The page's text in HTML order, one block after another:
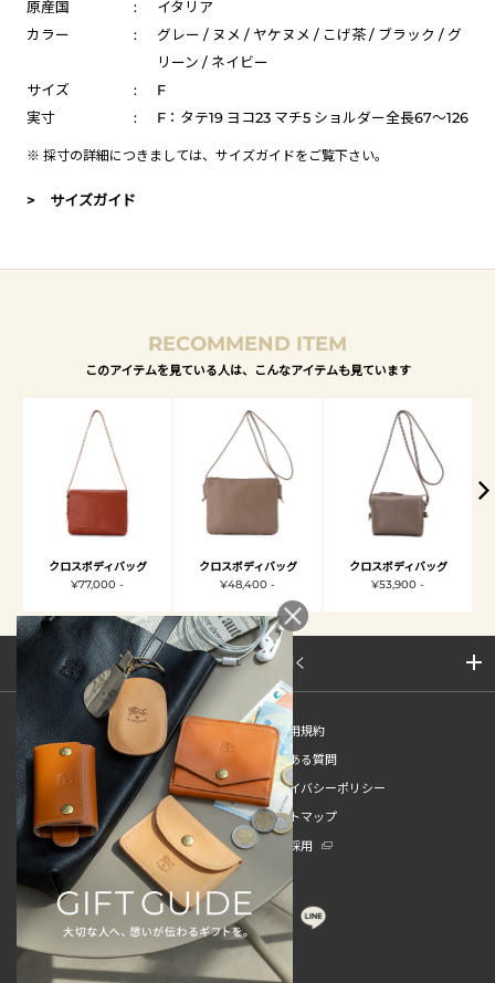
原産国
:
イタリア
カラー
:
グレー / ヌメ / ヤケヌメ / こげ茶 / ブラック / グ
リーン / ネイビー
サイズ
:
F
実寸
: F：タテ19 ヨコ23 マチ5 ショルダー全長67～126
※ 採寸の詳細につきましては、 サイズガイドをご覧下さい。
> サイズガイド
RECOMMEND ITEM
このアイテムを見ている人は、こんなアイテムも見ています
クロスボディバッグ
¥77,000 -
クロスボディバッグ
¥48,400 -
クロスボディバッグ
¥53,900 -
サイトマップを開く
新規会員登録
ご利用規約
ご利用ガイド
よくある質問
特定商取引法
プライバシーポリシー
お問い合わせ
サイトマップ
販売スタッフ中途採用
新卒採用